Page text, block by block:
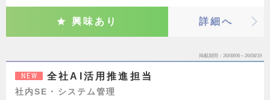
興味あり 詳細へ
掲載期間 26/08/06～26/08/19
NEW 全社AI活用推進担当
社内SE・システム管理